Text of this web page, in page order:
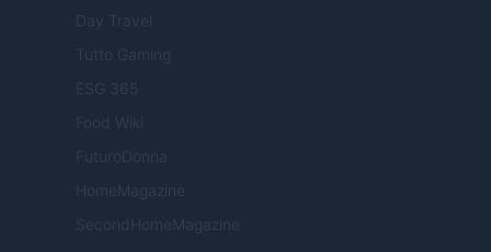
Day Travel
Tutto Gaming
ESG 365
Food Wiki
FuturoDonna
HomeMagazine
SecondHomeMagazine